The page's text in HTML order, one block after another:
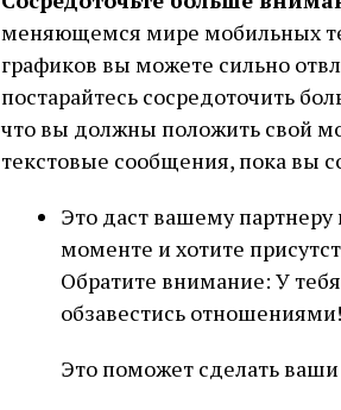
меняющемся мире мобильных
графиков вы можете сильно
постарайтесь сосредоточить
что вы должны положить свой
текстовые сообщения, пока вы
Это даст вашему
моменте и хотите
Обратите внимание: У
обзавестись
Это поможет сделать